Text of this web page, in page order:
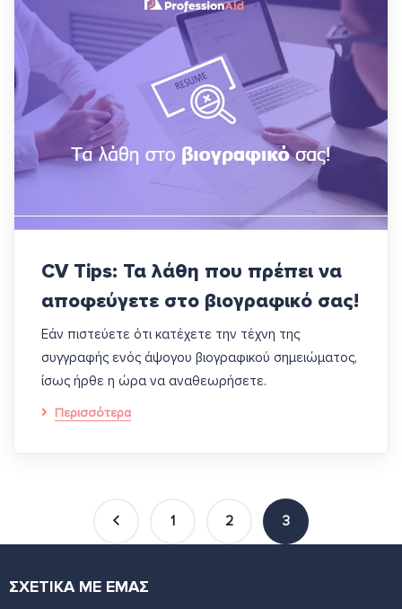
CV Tips: Τα λάθη που πρέπει να
αποφεύγετε στο βιογραφικό σας!
Εάν πιστεύετε ότι κατέχετε την τέχνη της
συγγραφής ενός άψογου βιογραφικού σημειώματος,
ίσως ήρθε η ώρα να αναθεωρήσετε.
Περισσότερα
1 2 3
ΣΧΕΤΙΚΑ ΜΕ ΕΜΑΣ